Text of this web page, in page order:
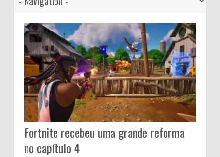
Fortnite recebeu uma grande reforma
no capítulo 4